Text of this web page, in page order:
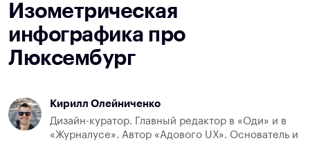
Изометрическая
инфографика про
Люксембург
Кирилл Олейниченко
Дизайн-куратор. Главный редактор в «Оди» и в
«Журналусе». Автор «Адового UX». Основатель и